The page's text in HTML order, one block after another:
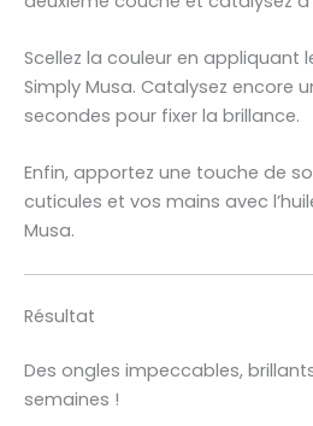
Scellez la couleur en appliquant
Simply Musa. Catalysez encore
secondes pour fixer la brillance.
Enfin, apportez une touche de
cuticules et vos mains avec
Musa.
Résultat
Des ongles impeccables,
semaines !